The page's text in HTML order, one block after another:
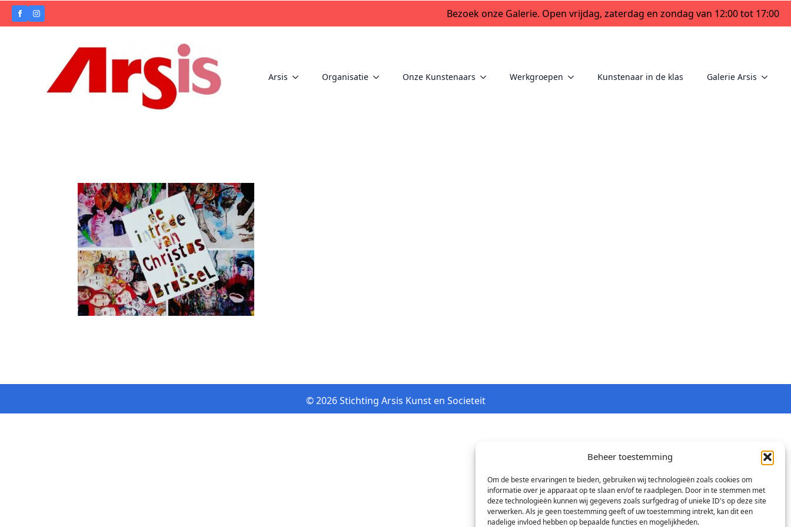
Beheer toestemming
Om de beste ervaringen te bieden, gebruiken wij technologieën zoals cookies om
informatie over je apparaat op te slaan en/of te raadplegen. Door in te stemmen met
deze technologieën kunnen wij gegevens zoals surfgedrag of unieke ID's op deze site
verwerken. Als je geen toestemming geeft of uw toestemming intrekt, kan dit een
nadelige invloed hebben op bepaalde functies en mogelijkheden.
Bezoek onze Galerie. Open vrijdag, zaterdag en zondag van 12:00 tot 17:00
Arsis Organisatie Onze Kunstenaars Werkgroepen Kunstenaar in de klas Galerie Arsis
© 2026 Stichting Arsis Kunst en Societeit